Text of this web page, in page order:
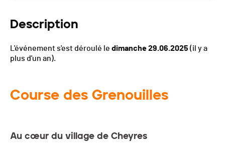
Description
L'événement s'est déroulé le dimanche 29.06.2025 (il y a
plus d'un an).
Course des Grenouilles
Au cœur du village de Cheyres